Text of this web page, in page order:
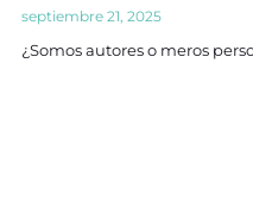
septiembre 21, 2025
¿Somos autores o meros